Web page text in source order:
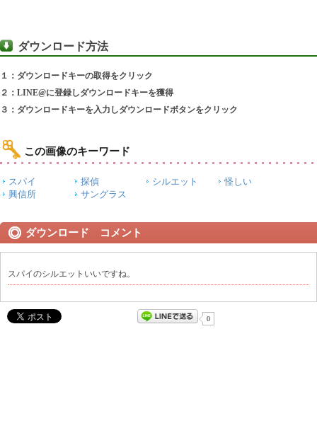
ダウンロード方法
１：ダウンロードキーの取得をクリック
２：LINE@に登録しダウンロードキーを獲得
３：ダウンロードキーを入力しダウンロードボタンをクリック
この画像のキーワード
スパイ 探偵 シルエット
怪しい
興信所
サングラス
ダウンロード コメント
スパイのシルエットいいですね。
0